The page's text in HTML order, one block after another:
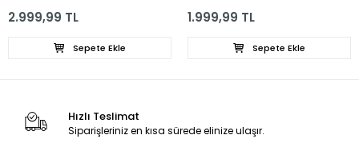
Set
2.999,99 TL
Sepete Ekle
1.999,99 TL
Sepete Ekle
Hızlı Teslimat
Siparişleriniz en kısa sürede elinize ulaşır.